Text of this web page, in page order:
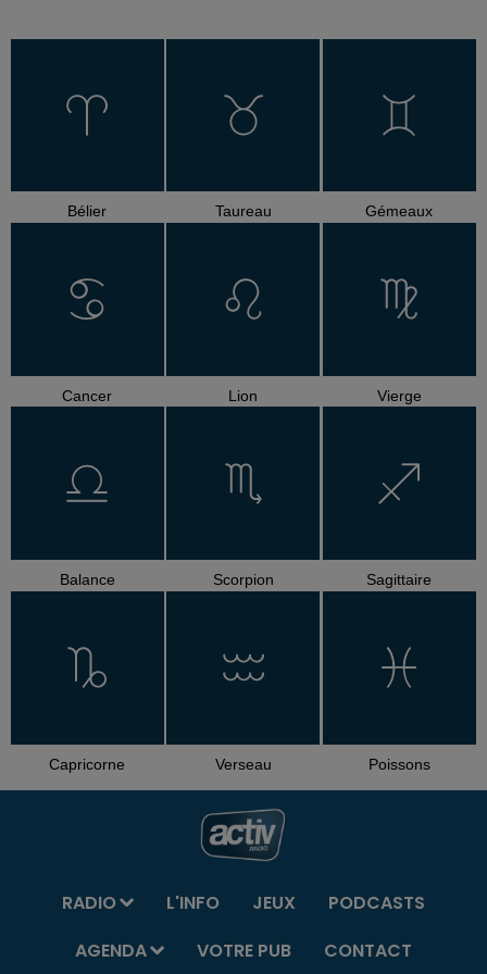
Bélier Taureau Gémeaux
Cancer Lion Vierge
Balance Scorpion Sagittaire
Capricorne Verseau Poissons
RADIO L'INFO JEUX
PODCASTS
AGENDA
VOTRE PUB CONTACT